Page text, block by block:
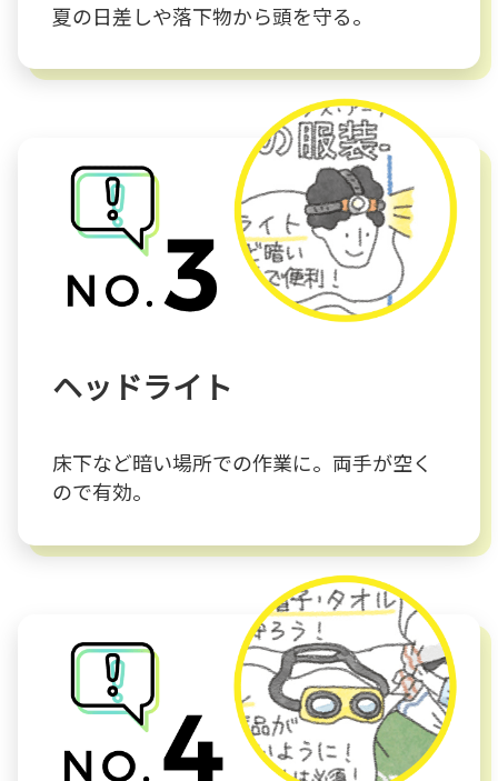
夏の日差しや落下物から頭を守る。
ヘッドライト
床下など暗い場所での作業に。両手が空く
ので有効。